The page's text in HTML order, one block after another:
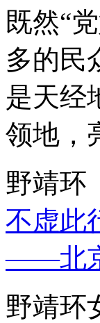
既然“
多的民
是天经
领地，
野靖环
不虚此
——北
野靖环